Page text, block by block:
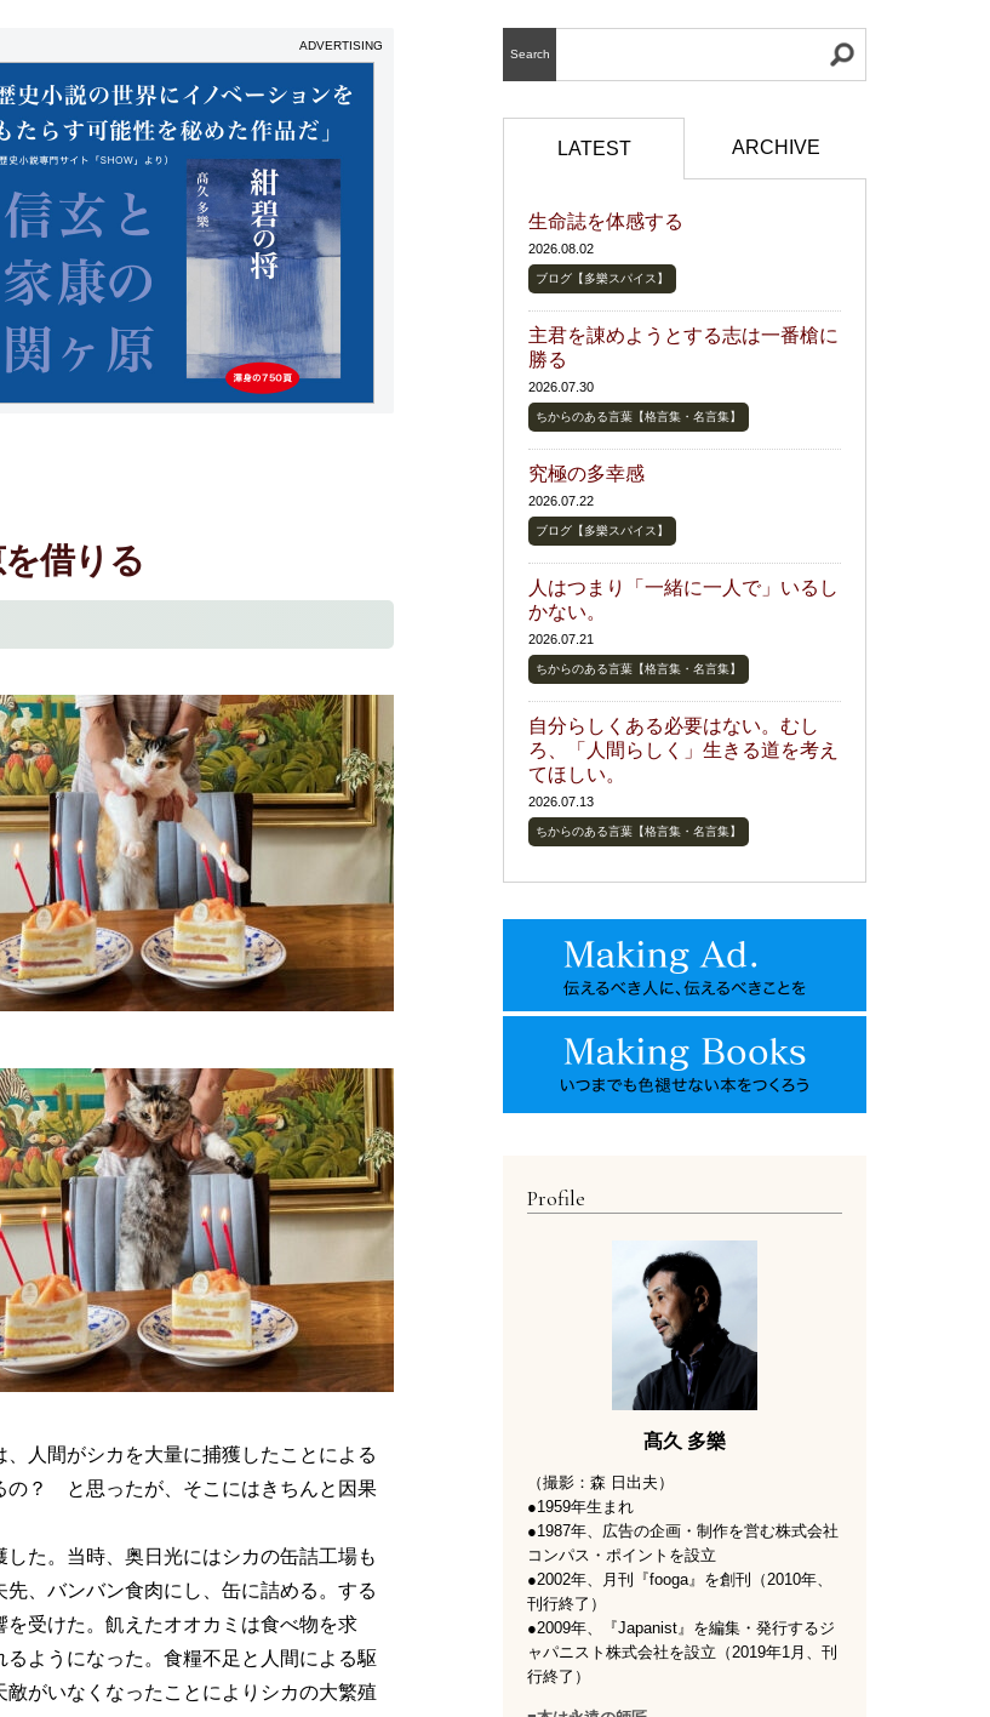
ADVERTISING
借りる
人間がシカを大量に捕獲したことによる
の？ と思ったが、そこにはきちんと因果
た。当時、奥日光にはシカの缶詰工場も
、バンバン食肉にし、缶に詰める。する
受けた。飢えたオオカミは食べ物を求
ようになった。食糧不足と人間による駆
がいなくなったことによりシカの大繁殖
Search
LATEST ARCHIVE
生命誌を体感する
2026.08.02
ブログ【多樂スパイス】
主君を諌めようとする志は一番槍に
勝る
2026.07.30
ちからのある言葉【格言集・名言集】
究極の多幸感
2026.07.22
ブログ【多樂スパイス】
人はつまり「一緒に一人で」いるし
かない。
2026.07.21
ちからのある言葉【格言集・名言集】
自分らしくある必要はない。むし
ろ、「人間らしく」生きる道を考え
てほしい。
2026.07.13
ちからのある言葉【格言集・名言集】
Profile
髙久 多樂
（撮影：森 日出夫）
●1959年生まれ
●1987年、広告の企画・制作を営む株式会社
コンパス・ポイントを設立
●2002年、月刊『fooga』を創刊（2010年、
刊行終了）
●2009年、『Japanist』を編集・発行するジ
ャパニスト株式会社を設立（2019年1月、刊
行終了）